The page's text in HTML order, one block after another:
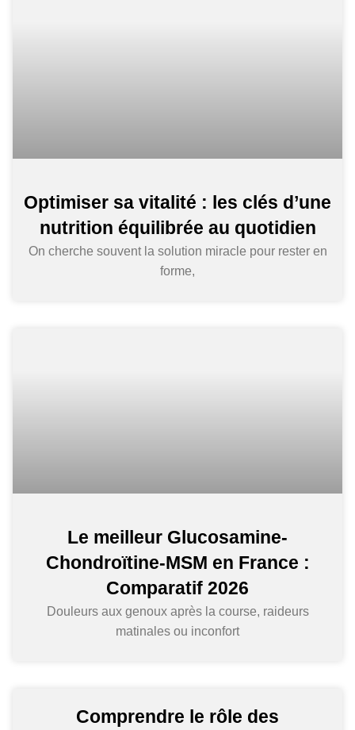
Optimiser sa vitalité : les clés d’une
nutrition équilibrée au quotidien
On cherche souvent la solution miracle pour rester en
forme,
Le meilleur Glucosamine-
Chondroïtine-MSM en France :
Comparatif 2026
Douleurs aux genoux après la course, raideurs
matinales ou inconfort
Comprendre le rôle des